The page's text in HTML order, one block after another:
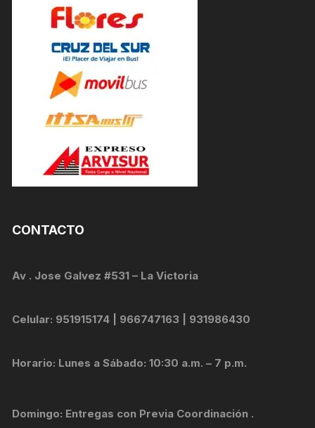
CONTACTO
Av . Jose Galvez #531 – La Victoria
Celular: 951915174 | 966747163 | 931986430
Horario: Lunes a Sábado: 10:30 a.m. – 7 p.m.
Domingo: Entregas con Previa Coordinación .